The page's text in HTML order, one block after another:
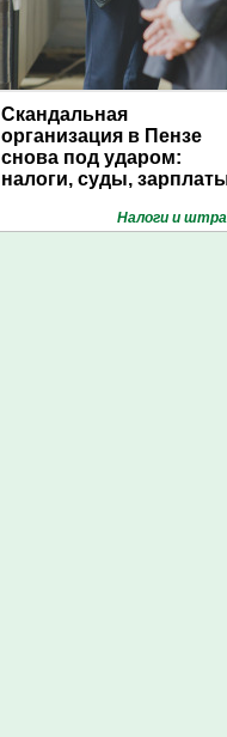
Скандальная
организация в Пензе
снова под ударом:
налоги, суды,
Налоги и